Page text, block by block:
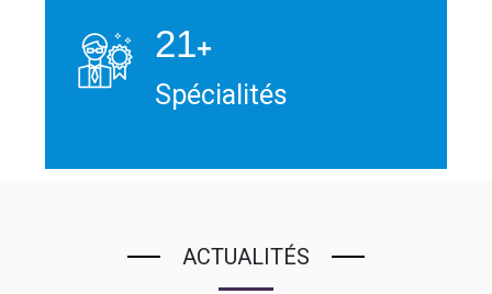
21+
Spécialités
ACTUALITÉS